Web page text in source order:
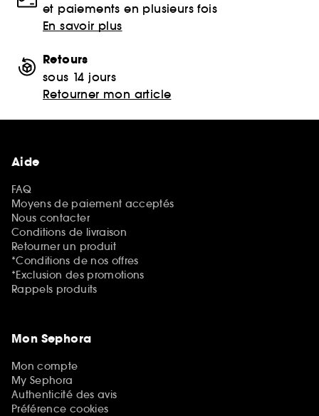
et paiements en plusieurs fois
En savoir plus
Retours
sous 14 jours
Retourner mon article
Aide
FAQ
Moyens de paiement acceptés
Nous contacter
Conditions de livraison
Retourner un produit
*Conditions de nos offres
*Exclusion des promotions
Rappels produits
Mon Sephora
Mon compte
My Sephora
Authenticité des avis
Préférence cookies